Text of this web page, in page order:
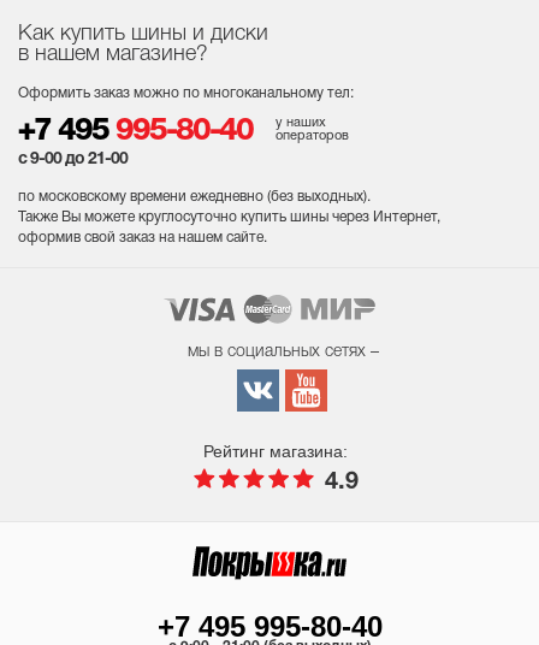
Как купить шины и диски
в нашем магазине?
Оформить заказ можно по многоканальному тел:
+7 495 995-80-40
у наших
операторов
с 9-00 до 21-00
по московскому времени ежедневно (без выходных).
Также Вы можете круглосуточно купить шины через Интернет,
оформив свой заказ на нашем сайте.
мы в социальных сетях –
Рейтинг магазина:
4.9
+7 495 995-80-40